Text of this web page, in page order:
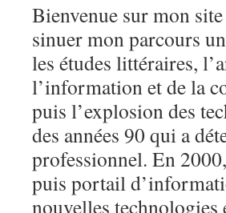
Bienvenue sur mon
sinuer mon parcours
les études littéraires,
l’information et de la
puis l’explosion des
des années 90 qui a
professionnel. En
puis portail
nouvelles technologies